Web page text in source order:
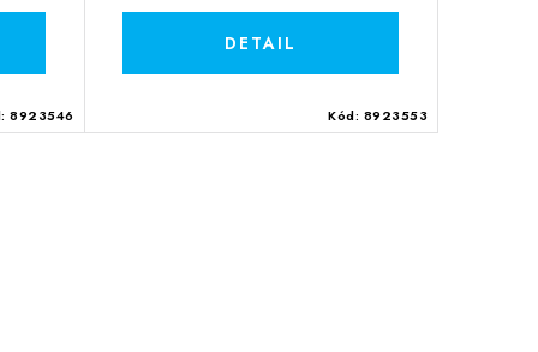
8923546 Kód: 8923553